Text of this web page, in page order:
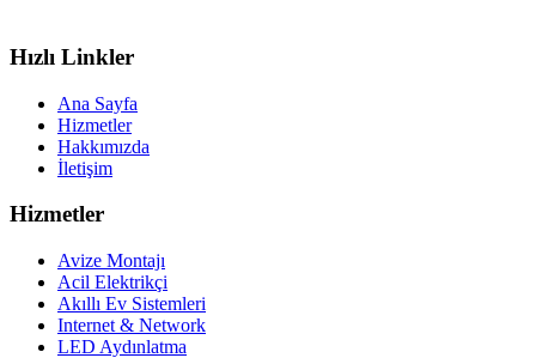
Hızlı Linkler
Ana Sayfa
Hizmetler
Hakkımızda
İletişim
Hizmetler
Avize Montajı
Acil Elektrikçi
Akıllı Ev Sistemleri
Internet & Network
LED Aydınlatma